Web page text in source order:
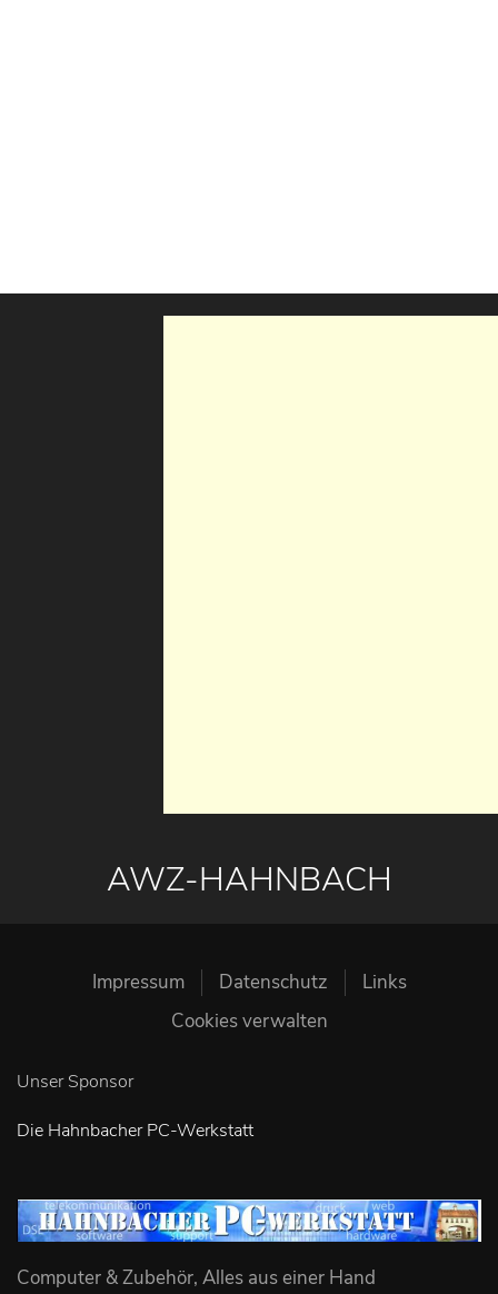
AWZ-HAHNBACH
Impressum Datenschutz
Links
Cookies verwalten
Unser Sponsor
Die Hahnbacher PC-Werkstatt
Computer & Zubehör, Alles aus einer Hand